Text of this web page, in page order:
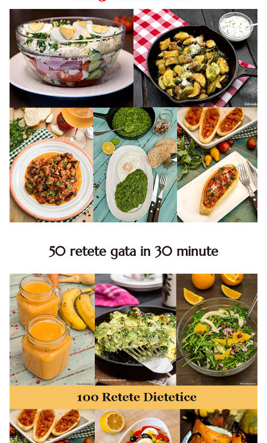
50 retete gata in 30 minute
minute. Retete rapide. Retete rapide de mancare. Idei
retete mancare rapid